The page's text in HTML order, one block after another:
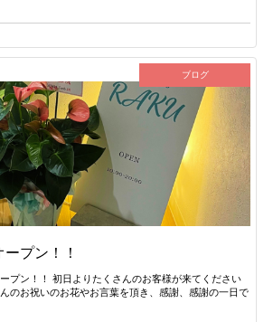
ブログ
プン！！
プン！！ 初日よりたくさんのお客様が来てください
のお祝いのお花やお言葉を頂き、感謝、感謝の一日で